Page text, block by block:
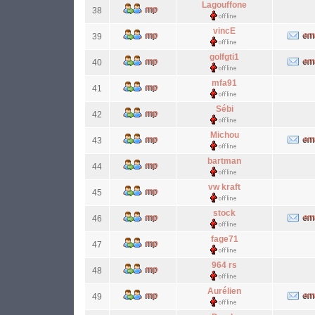
38
Lagouffone
39
vincE
40
golfgti1
41
mfa91
42
Sébi
43
Michou
44
bartman
45
vw kraft
46
stock
47
fage71
48
964 rs
49
Aurélien